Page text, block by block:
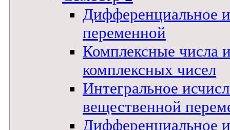
Дифференциальное
переменной
Комплексные числа
комплексных чисел
Интегральное
вещественной
Дифференциальное